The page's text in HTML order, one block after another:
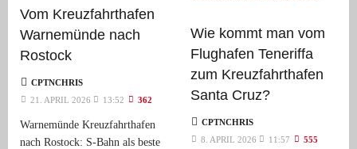
Vom Kreuzfahrthafen
Warnemünde nach
Rostock
CPTNCHRIS
21. APRIL 2026
13:52 362
Warnemünde Kreuzfahrthafen
nach Rostock: S-Bahn als beste
Wie kommt man vom
Flughafen Teneriffa
zum Kreuzfahrthafen
Santa Cruz?
CPTNCHRIS
8. APRIL 2026
11:57 555